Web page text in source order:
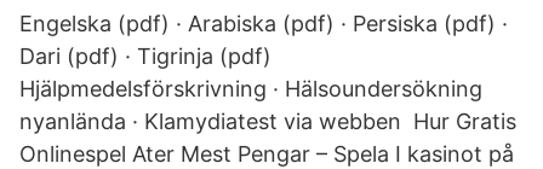
Engelska (pdf) · Arabiska (pdf) · Persiska (pdf) ·
Dari (pdf) · Tigrinja (pdf)
Hjälpmedelsförskrivning · Hälsoundersökning
nyanlända · Klamydiatest via webben Hur Gratis
Onlinespel Ater Mest Pengar – Spela I kasinot på